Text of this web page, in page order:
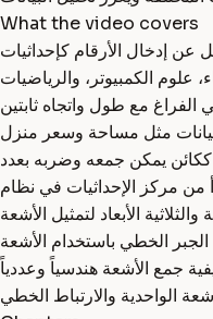
What the video covers